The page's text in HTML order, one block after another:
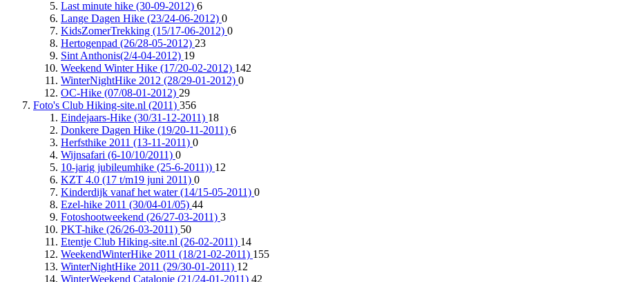
Last minute hike (30-09-2012) 6
Lange Dagen Hike (23/24-06-2012) 0
KidsZomerTrekking (15/17-06-2012) 0
Hertogenpad (26/28-05-2012) 23
Sint Anthonis(2/4-04-2012) 19
Weekend Winter Hike (17/20-02-2012) 142
WinterNightHike 2012 (28/29-01-2012) 0
OC-Hike (07/08-01-2012) 29
Foto's Club Hiking-site.nl (2011) 356
Eindejaars-Hike (30/31-12-2011) 18
Donkere Dagen Hike (19/20-11-2011) 6
Herfsthike 2011 (13-11-2011) 0
Wijnsafari (6-10/10/2011) 0
10-jarig jubileumhike (25-6-2011)) 12
KZT 4.0 (17 t/m19 juni 2011) 0
Kinderdijk vanaf het water (14/15-05-2011) 0
Ezel-hike 2011 (30/04-01/05) 44
Fotoshootweekend (26/27-03-2011) 3
PKT-hike (26/26-03-2011) 50
Etentje Club Hiking-site.nl (26-02-2011) 14
WeekendWinterHike 2011 (18/21-02-2011) 155
WinterNightHike 2011 (29/30-01-2011) 12
WinterWeekend Catalonie (21/24-01-2011) 42